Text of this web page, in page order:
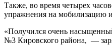
Также, во время четырех
упражнения на мобилизацию
«Получился очень
№3 Кировского района, —